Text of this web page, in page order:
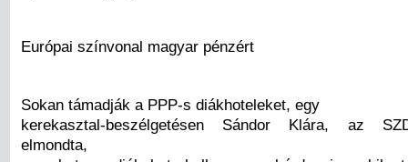
Európai színvonal magyar pénzért
Sokan támadják a PPP-s diákhoteleket, egy
kerekasztal-beszélgetésen Sándor Klára, az
elmondta,